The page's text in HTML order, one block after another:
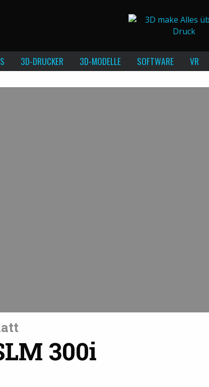
3D-DRUCKER 3D-MODELLE SOFTWARE VR
300i